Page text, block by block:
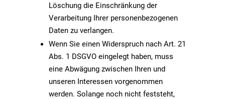
Löschung die Einschränkung der
Verarbeitung Ihrer personenbezogenen
Daten zu verlangen.
Wenn Sie einen Widerspruch nach Art. 21
Abs. 1 DSGVO eingelegt haben, muss
eine Abwägung zwischen Ihren und
unseren Interessen vorgenommen
werden. Solange noch nicht feststeht,